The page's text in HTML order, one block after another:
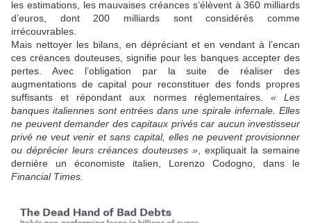
les estimations, les mauvaises créances s’élèvent à 360 milliards
d’euros, dont 200 milliards sont considérés comme
irrécouvrables.
Mais nettoyer les bilans, en dépréciant et en vendant à l’encan
ces créances douteuses, signifie pour les banques accepter des
pertes. Avec l’obligation par la suite de réaliser des
augmentations de capital pour reconstituer des fonds propres
suffisants et répondant aux normes réglementaires. « Les
banques italiennes sont entrées dans une spirale infernale. Elles
ne peuvent demander des capitaux privés car aucun investisseur
privé ne veut venir et sans capital, elles ne peuvent provisionner
ou déprécier leurs créances douteuses » , expliquait la semaine
dernière un économiste italien, Lorenzo Codogno, dans le
Financial Times.